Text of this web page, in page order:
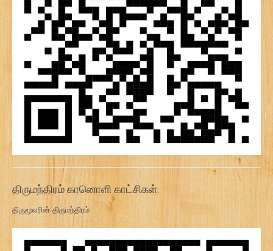
திருமந்திரம் கானொளி காட்சிகள்:
திருமூலரின் திருமந்திரம்